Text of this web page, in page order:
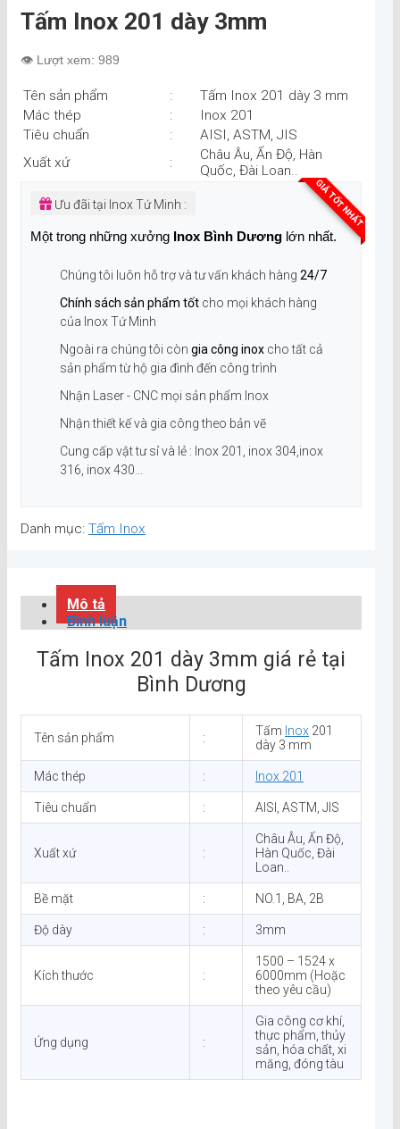
Tấm Inox 201 dày 3mm
👁️ Lượt xem: 989
Tên sản phẩm :
Tấm Inox 201 dày 3 mm
Mác thép
:
Inox 201
Tiêu chuẩn
:
AISI, ASTM, JIS
Xuất xứ
:
Châu Âu, Ấn Độ, Hàn
Quốc, Đài Loan..
GIÁ TỐT NHẤT
Ưu đãi tại Inox Tứ Minh :
Một trong những xưởng Inox Bình Dương lớn nhất.
Chúng tôi luôn hỗ trợ và tư vấn khách hàng 24/7
Chính sách sản phẩm tốt cho mọi khách hàng
của Inox Tứ Minh
Ngoài ra chúng tôi còn gia công inox cho tất cả
sản phẩm từ hộ gia đình đến công trình
Nhận Laser - CNC mọi sản phẩm Inox
Nhận thiết kế và gia công theo bản vẽ
Cung cấp vật tư sỉ và lẻ : Inox 201, inox 304,inox
316, inox 430...
Danh mục: Tấm Inox
Mô tả
Bình luận
Tấm Inox 201 dày 3mm giá rẻ tại
Bình Dương
Tên sản phẩm : Tấm Inox 201
dày 3 mm
Mác thép : Inox 201
Tiêu chuẩn : AISI, ASTM, JIS
Xuất xứ :
Châu Âu, Ấn Độ,
Hàn Quốc, Đài
Loan..
Bề mặt : NO.1, BA, 2B
Độ dày : 3mm
Kích thước :
1500 – 1524 x
6000mm (Hoặc
theo yêu cầu)
Ứng dụng :
Gia công cơ khí,
thực phẩm, thủy
sản, hóa chất, xi
măng, đóng tàu